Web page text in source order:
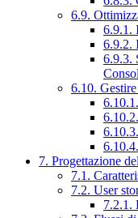
6.9.
6.9.1.
6.9.2.
6.9.3.
6.10.
7. Progettazione
7.1.
7.2. User
7.2.1.